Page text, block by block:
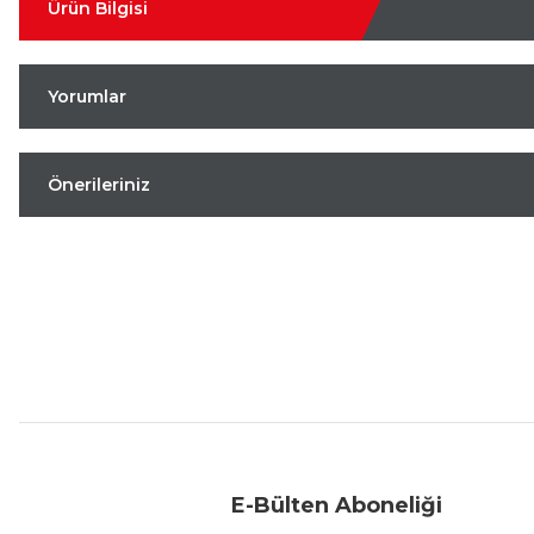
Ürün Bilgisi
Yorumlar
Önerileriniz
E-Bülten Aboneliği